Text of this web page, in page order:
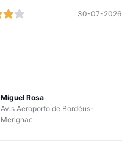
30-07-2026
Miguel Rosa
Avis Aeroporto de Bordéus-
Merignac